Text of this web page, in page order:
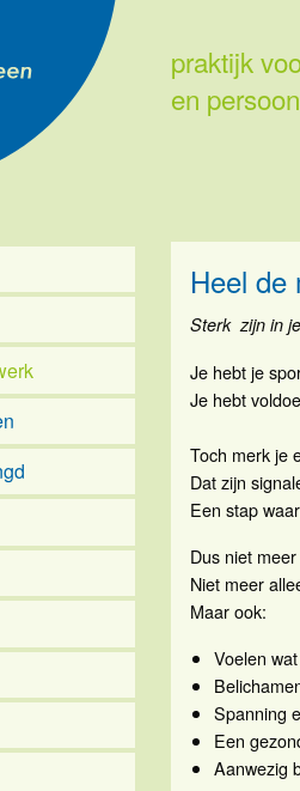
praktijk
en
Heel de
Sterk zijn in
Je hebt je
Je hebt
Toch merk je
Dat zijn
Een stap
Dus niet
Niet meer
Maar ook:
Voelen
Spanning
Een
Aanwezig